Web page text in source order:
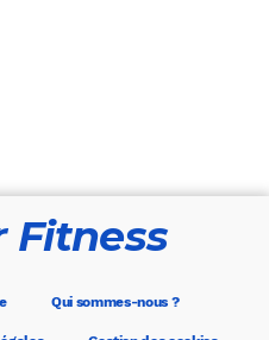
Fitness
Qui sommes-nous ?